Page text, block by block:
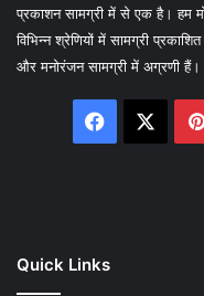
प्रकाशन सामग्री में से एक है। हम
विभिन्न श्रेणियों में सामग्री
और मनोरंजन सामग्री में अग्रणी हैं।
Facebook
Quick Links